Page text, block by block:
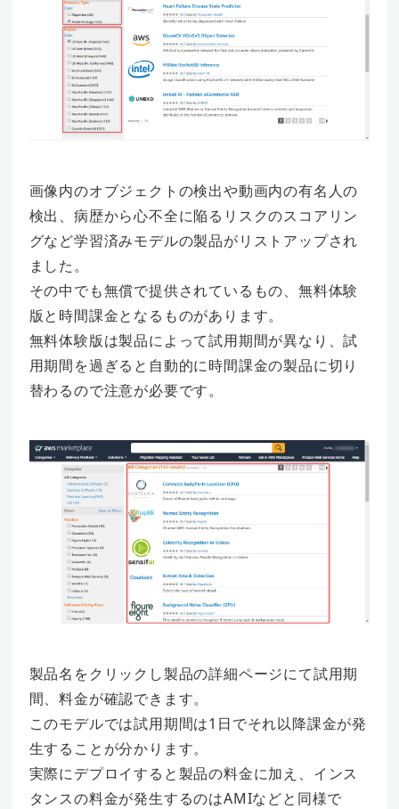
画像内のオブジェクトの検出や動画内の有名人の
検出、病歴から心不全に陥るリスクのスコアリン
グなど学習済みモデルの製品がリストアップされ
ました。
その中でも無償で提供されているもの、無料体験
版と時間課金となるものがあります。
無料体験版は製品によって試用期間が異なり、試
用期間を過ぎると自動的に時間課金の製品に切り
替わるので注意が必要です。
製品名をクリックし製品の詳細ページにて試用期
間、料金が確認できます。
このモデルでは試用期間は1日でそれ以降課金が発
生することが分かります。
実際にデプロイすると製品の料金に加え、インス
タンスの料金が発生するのはAMIなどと同様で